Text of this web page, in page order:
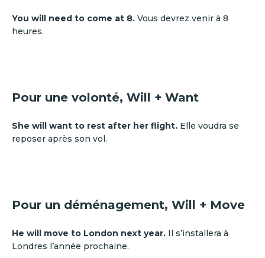
You will need to come at 8. Vous devrez venir à 8
heures.
Pour une volonté, Will + Want
She will want to rest after her flight. Elle voudra se
reposer après son vol.
Pour un déménagement, Will + Move
He will move to London next year. Il s’installera à
Londres l’année prochaine.